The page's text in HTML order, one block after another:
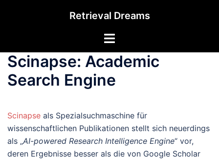
Retrieval Dreams
Menü
Scinapse: Academic
Search Engine
Scinapse als Spezialsuchmaschine für
wissenschaftlichen Publikationen stellt sich neuerdings
als „AI-powered Research Intelligence Engine“ vor,
deren Ergebnisse besser als die von Google Scholar